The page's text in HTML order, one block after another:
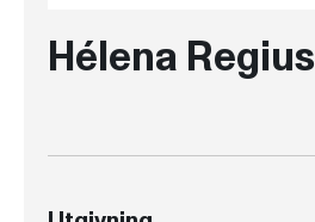
Hélena Regius